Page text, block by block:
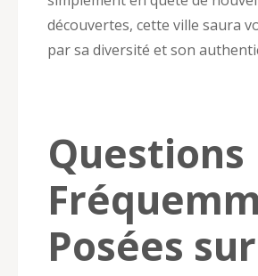
découvertes, cette ville saura
par sa diversité et son
Questions
Posées